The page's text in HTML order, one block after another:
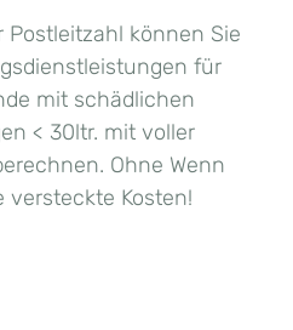
Postleitzahl können Sie
für
mit schädlichen
< 30ltr. mit voller
Ohne Wenn
versteckte Kosten!